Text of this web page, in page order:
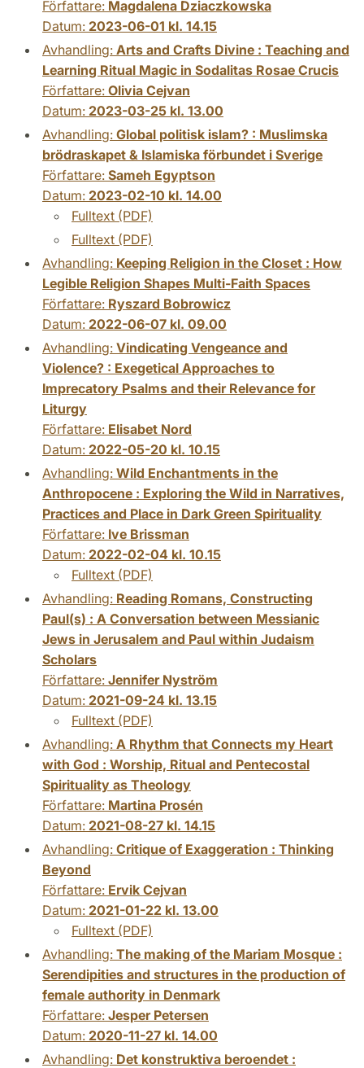
Författare: Magdalena Dziaczkowska
Datum: 2023-06-01 kl. 14.15
Avhandling: Arts and Crafts Divine : Teaching and
Learning Ritual Magic in Sodalitas Rosae Crucis
Författare: Olivia Cejvan
Datum: 2023-03-25 kl. 13.00
Avhandling: Global politisk islam? : Muslimska
brödraskapet & Islamiska förbundet i Sverige
Författare: Sameh Egyptson
Datum: 2023-02-10 kl. 14.00
Fulltext (PDF)
Fulltext (PDF)
Avhandling: Keeping Religion in the Closet : How
Legible Religion Shapes Multi-Faith Spaces
Författare: Ryszard Bobrowicz
Datum: 2022-06-07 kl. 09.00
Avhandling: Vindicating Vengeance and
Violence? : Exegetical Approaches to
Imprecatory Psalms and their Relevance for
Liturgy
Författare: Elisabet Nord
Datum: 2022-05-20 kl. 10.15
Avhandling: Wild Enchantments in the
Anthropocene : Exploring the Wild in Narratives,
Practices and Place in Dark Green Spirituality
Författare: Ive Brissman
Datum: 2022-02-04 kl. 10.15
Fulltext (PDF)
Avhandling: Reading Romans, Constructing
Paul(s) : A Conversation between Messianic
Jews in Jerusalem and Paul within Judaism
Scholars
Författare: Jennifer Nyström
Datum: 2021-09-24 kl. 13.15
Fulltext (PDF)
Avhandling: A Rhythm that Connects my Heart
with God : Worship, Ritual and Pentecostal
Spirituality as Theology
Författare: Martina Prosén
Datum: 2021-08-27 kl. 14.15
Avhandling: Critique of Exaggeration : Thinking
Beyond
Författare: Ervik Cejvan
Datum: 2021-01-22 kl. 13.00
Fulltext (PDF)
Avhandling: The making of the Mariam Mosque :
Serendipities and structures in the production of
female authority in Denmark
Författare: Jesper Petersen
Datum: 2020-11-27 kl. 14.00
Avhandling: Det konstruktiva beroendet :